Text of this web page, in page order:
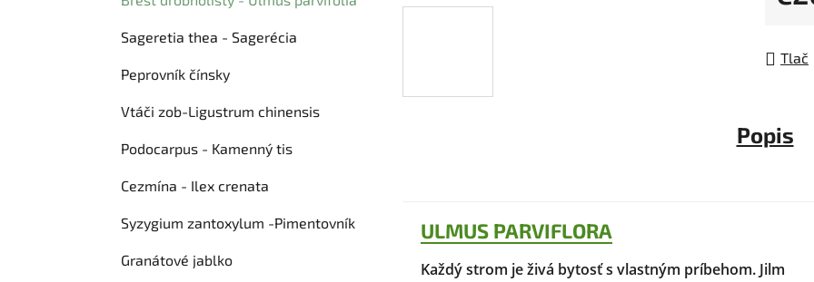
Sageretia thea - Sagerécia
Peprovník čínsky
Vtáči zob-Ligustrum chinensis
Podocarpus - Kamenný tis
Cezmína - Ilex crenata
Syzygium zantoxylum -Pimentovník
Granátové jablko
Tlač
Popis
ULMUS PARVIFLORA
Každý strom je živá bytosť s vlastným príbehom. Jilm